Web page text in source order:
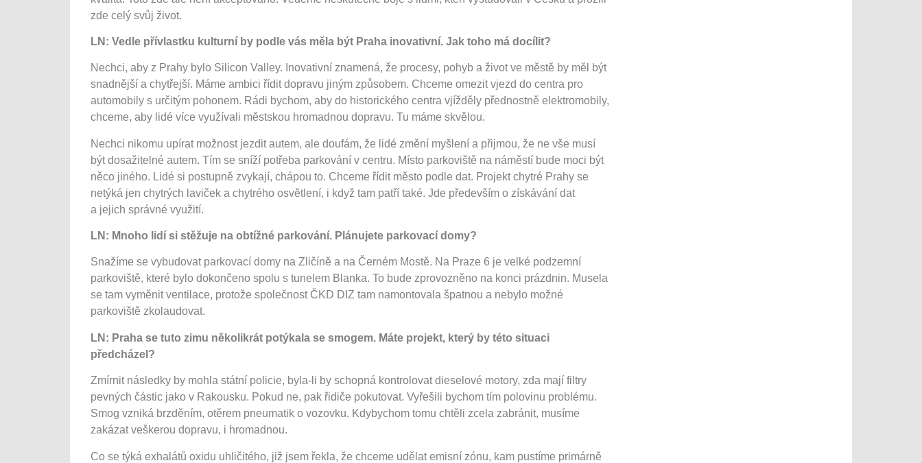
zde celý svůj život.
LN: Vedle přívlastku kulturní by podle vás měla být Praha inovativní. Jak toho má docílit?
Nechci, aby z Prahy bylo Silicon Valley. Inovativní znamená, že procesy, pohyb a život ve městě by měl být
snadnější a chytřejší. Máme ambici řídit dopravu jiným způsobem. Chceme omezit vjezd do centra pro
automobily s určitým pohonem. Rádi bychom, aby do historického centra vjížděly přednostně elektromobily,
chceme, aby lidé více využívali městskou hromadnou dopravu. Tu máme skvělou.
Nechci nikomu upírat možnost jezdit autem, ale doufám, že lidé změní myšlení a přijmou, že ne vše musí
být dosažitelné autem. Tím se sníží potřeba parkování v centru. Místo parkoviště na náměstí bude moci být
něco jiného. Lidé si postupně zvykají, chápou to. Chceme řídit město podle dat. Projekt chytré Prahy se
netýká jen chytrých laviček a chytrého osvětlení, i když tam patří také. Jde především o získávání dat
a jejich správné využití.
LN: Mnoho lidí si stěžuje na obtížné parkování. Plánujete parkovací domy?
Snažíme se vybudovat parkovací domy na Zličíně a na Černém Mostě. Na Praze 6 je velké podzemní
parkoviště, které bylo dokončeno spolu s tunelem Blanka. To bude zprovozněno na konci prázdnin. Musela
se tam vyměnit ventilace, protože společnost ČKD DIZ tam namontovala špatnou a nebylo možné
parkoviště zkolaudovat.
LN: Praha se tuto zimu několikrát potýkala se smogem. Máte projekt, který by této situaci
předcházel?
Zmírnit následky by mohla státní policie, byla-li by schopná kontrolovat dieselové motory, zda mají filtry
pevných částic jako v Rakousku. Pokud ne, pak řidiče pokutovat. Vyřešili bychom tím polovinu problému.
Smog vzniká brzděním, otěrem pneumatik o vozovku. Kdybychom tomu chtěli zcela zabránit, musíme
zakázat veškerou dopravu, i hromadnou.
Co se týká exhalátů oxidu uhličitého, již jsem řekla, že chceme udělat emisní zónu, kam pustíme primárně